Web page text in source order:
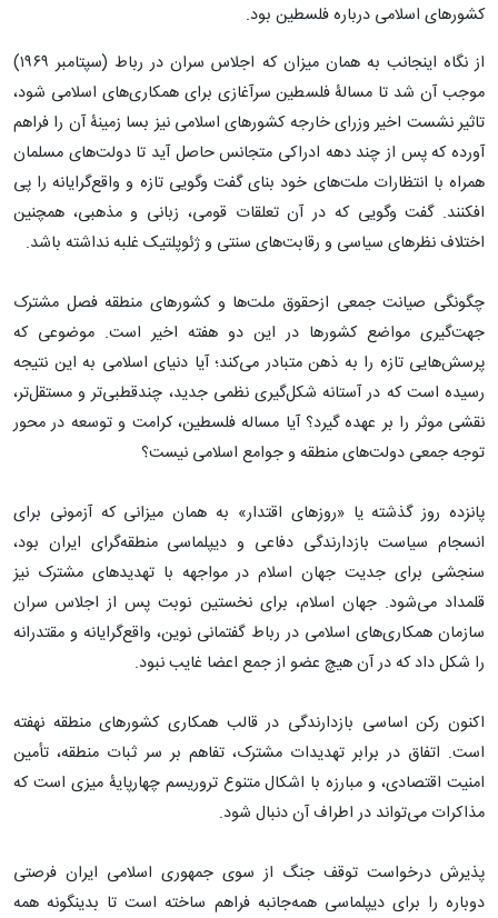
کشورهای اسلامی درباره فلسطین بود.
از نگاه اینجانب به همان میزان که اجلاس سران در رباط (سپتامبر ۱۹۶۹)
موجب آن شد تا مسالۀ فلسطین سرآغازی برای همکاری‌های اسلامی شود،
تاثیر نشست اخیر وزرای خارجه کشورهای اسلامی نیز بسا زمینۀ آن را فراهم
آورده که پس از چند دهه ادراکی متجانس حاصل آید تا دولت‌های مسلمان
همراه با انتظارات ملت‌های خود بنای گفت وگویی تازه و واقع‌گرایانه را پی
افکنند. گفت وگویی که در آن تعلقات قومی، زبانی و مذهبی، همچنین
اختلاف نظرهای سیاسی و رقابت‌های سنتی و ژئوپلتیک غلبه نداشته باشد.
چگونگی صیانت جمعی ازحقوق ملت‌ها و کشورهای منطقه فصل مشترک
جهت‌گیری مواضع کشورها در این دو هفته اخیر است. موضوعی که
پرسش‌هایی تازه را به ذهن متبادر می‌کند؛ آیا دنیای اسلامی به این نتیجه
رسیده است که در آستانه شکل‌گیری نظمی جدید، چندقطبی‌تر و مستقل‌تر،
نقشی موثر را بر عهده گیرد؟ آیا مساله فلسطین، کرامت و توسعه در محور
توجه جمعی دولت‌های منطقه و جوامع اسلامی نیست؟
پانزده روز گذشته یا «روزهای اقتدار» به همان میزانی که آزمونی برای
انسجام سیاست بازدارندگی دفاعی و دیپلماسی منطقه‌گرای ایران بود،
سنجشی برای جدیت جهان اسلام در مواجهه با تهدیدهای مشترک نیز
قلمداد می‌شود. جهان اسلام، برای نخستین نوبت پس از اجلاس سران
سازمان همکاری‌های اسلامی در رباط گفتمانی نوین، واقع‌گرایانه و مقتدرانه
را شکل داد که در آن هیچ عضو از جمع اعضا غایب نبود.
اکنون رکن اساسی بازدارندگی در قالب همکاری کشورهای منطقه نهفته
است. اتفاق در برابر تهدیدات مشترک، تفاهم بر سر ثبات منطقه، تأمین
امنیت اقتصادی، و مبارزه با اشکال متنوع تروریسم چهارپایۀ میزی است که
مذاکرات می‌تواند در اطراف آن دنبال شود.
پذیرش درخواست توقف جنگ از سوی جمهوری اسلامی ایران فرصتی
دوباره را برای دیپلماسی همه‌جانبه فراهم ساخته است تا بدینگونه همه